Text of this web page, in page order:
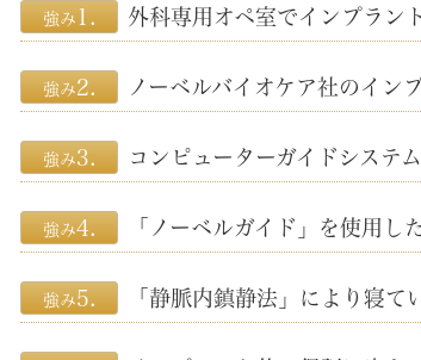
強み1. 外科専用オペ室でインプラン
強み2. ノーベルバイオケア社のイン
強み3. コンピューターガイドシステ
強み4. 「ノーベルガイド」を使用
強み5. 「静脈内鎮静法」により寝て